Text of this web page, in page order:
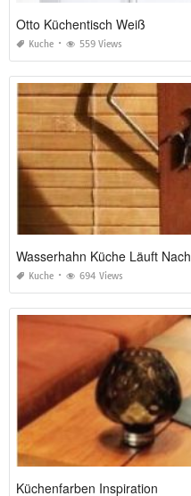
Otto Küchentisch Weiß
Kuche 559 Views
Wasserhahn Küche Läuft Nach
Kuche 694 Views
Küchenfarben Inspiration